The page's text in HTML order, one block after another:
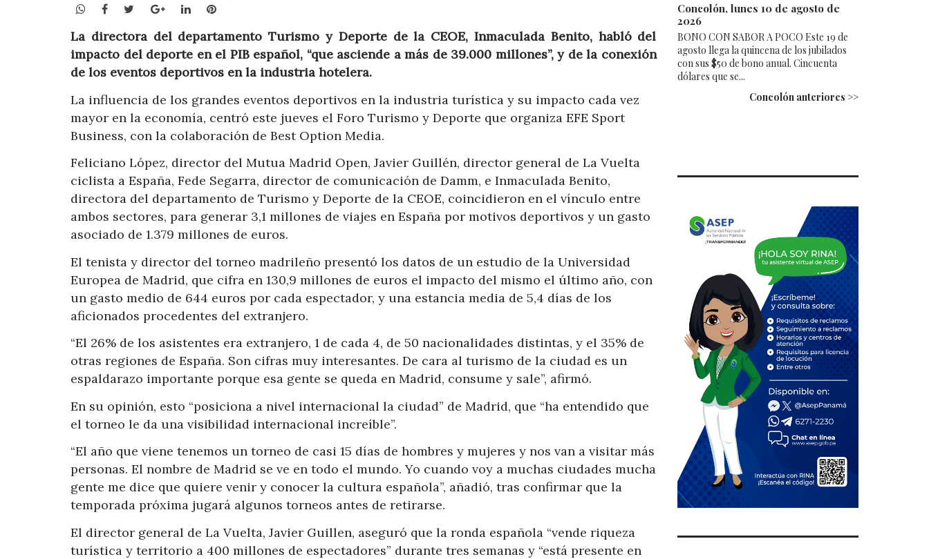
WhatsApp
Facebook
TwitterGoogle+LinkedInPinterest
La directora del departamento Turismo y Deporte de la CEOE, Inmaculada Benito, habló del
impacto del deporte en el PIB español, “que asciende a más de 39.000 millones”, y de la conexión
de los eventos deportivos en la industria hotelera.
La influencia de los grandes eventos deportivos en la industria turística y su impacto cada vez
mayor en la economía, centró este jueves el Foro Turismo y Deporte que organiza EFE Sport
Business, con la colaboración de Best Option Media.
Feliciano López, director del Mutua Madrid Open, Javier Guillén, director general de La Vuelta
ciclista a España, Fede Segarra, director de comunicación de Damm, e Inmaculada Benito,
directora del departamento de Turismo y Deporte de la CEOE, coincidieron en el vínculo entre
ambos sectores, para generar 3,1 millones de viajes en España por motivos deportivos y un gasto
asociado de 1.379 millones de euros.
El tenista y director del torneo madrileño presentó los datos de un estudio de la Universidad
Europea de Madrid, que cifra en 130,9 millones de euros el impacto del mismo el último año, con
un gasto medio de 644 euros por cada espectador, y una estancia media de 5,4 días de los
aficionados procedentes del extranjero.
“El 26% de los asistentes era extranjero, 1 de cada 4, de 50 nacionalidades distintas, y el 35% de
otras regiones de España. Son cifras muy interesantes. De cara al turismo de la ciudad es un
espaldarazo importante porque esa gente se queda en Madrid, consume y sale”, afirmó.
En su opinión, esto “posiciona a nivel internacional la ciudad” de Madrid, que “ha entendido que
el torneo le da una visibilidad internacional increíble”.
“El año que viene tenemos un torneo de casi 15 días de hombres y mujeres y nos van a visitar más
personas. El nombre de Madrid se ve en todo el mundo. Yo cuando voy a muchas ciudades mucha
gente me dice que quiere venir y conocer la cultura española”, añadió, tras confirmar que la
temporada próxima jugará algunos torneos antes de retirarse.
El director general de La Vuelta, Javier Guillen, aseguró que la ronda española “vende riqueza
turística y territorio a 400 millones de espectadores” durante tres semanas y “está presente en
Concolón, lunes 10 de agosto de
2026
BONO CON SABOR A POCO Este 19 de
agosto llega la quincena de los jubilados
con sus $50 de bono anual. Cincuenta
dólares que se...
Concolón anteriores >>